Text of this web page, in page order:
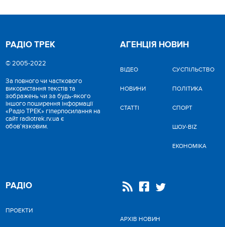
РАДІО ТРЕК
© 2005-2022
За повного чи часткового
використання текстів та
зображень чи за будь-якого
іншого поширення інформації
«Радіо ТРЕК» гіперпосилання на
сайт radiotrek.rv.ua є
обов'язковим.
АГЕНЦІЯ НОВИН
ВІДЕО
НОВИНИ
СТАТТІ
CУСПІЛЬСТВО
ПОЛІТИКА
СПОРТ
ШОУ-BIZ
ЕКОНОМІКА
РАДІО
ПРОЕКТИ
АРХІВ НОВИН